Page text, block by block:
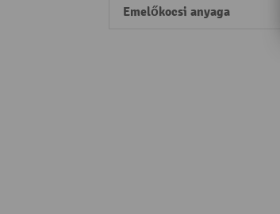
Emelőkocsi anyaga